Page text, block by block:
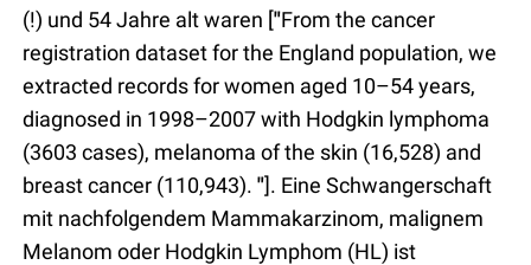
(!) und 54 Jahre alt waren ["From the cancer
registration dataset for the England population, we
extracted records for women aged 10–54 years,
diagnosed in 1998–2007 with Hodgkin lymphoma
(3603 cases), melanoma of the skin (16,528) and
breast cancer (110,943). "]. Eine Schwangerschaft
mit nachfolgendem Mammakarzinom, malignem
Melanom oder Hodgkin Lymphom (HL) ist